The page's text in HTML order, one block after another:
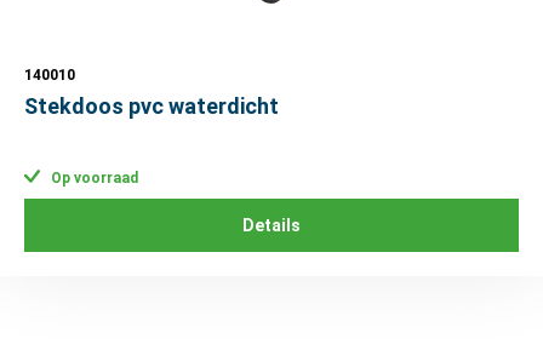
140010
Stekdoos pvc waterdicht
Op voorraad
Details